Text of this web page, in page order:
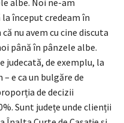
început credeam în
nu avem cu cine discuta
până în pânzele albe.
de exemplu, la
e ca un bulgăre de
de decizii
Sunt județe unde clienții